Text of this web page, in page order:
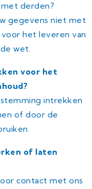
derden?
gegevens niet met
het leveren van
wet.
voor het
intrekken
of door de
of laten
contact met ons